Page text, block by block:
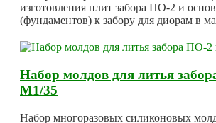
изготовления плит забора ПО-2 и
(фундаментов) к забору для диорам в
Набор молдов для литья
М1/35
Набор многоразовых силиконовых